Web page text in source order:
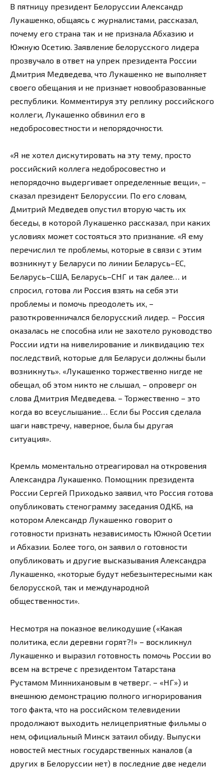
В пятницу президент Белоруссии Александр
Лукашенко, общаясь с журналистами, рассказал,
почему его страна так и не признала Абхазию и
Южную Осетию. Заявление белорусского лидера
прозвучало в ответ на упрек президента России
Дмитрия Медведева, что Лукашенко не выполняет
своего обещания и не признает новообразованные
республики. Комментируя эту реплику российского
коллеги, Лукашенко обвинил его в
недобросовестности и непорядочности.
«Я не хотел дискутировать на эту тему, просто
российский коллега недобросовестно и
непорядочно выдергивает определенные вещи», –
сказал президент Белоруссии. По его словам,
Дмитрий Медведев опустил вторую часть их
беседы, в которой Лукашенко рассказал, при каких
условиях может состояться это признание. «Я ему
перечислил те проблемы, которые в связи с этим
возникнут у Беларуси по линии Беларусь–ЕС,
Беларусь–США, Беларусь–СНГ и так далее… и
спросил, готова ли Россия взять на себя эти
проблемы и помочь преодолеть их, –
разоткровенничался белорусский лидер. – Россия
оказалась не способна или не захотело руководство
России идти на нивелирование и ликвидацию тех
последствий, которые для Беларуси должны были
возникнуть». «Лукашенко торжественно нигде не
обещал, об этом никто не слышал, – опроверг он
слова Дмитрия Медведева. – Торжественно – это
когда во всеуслышание… Если бы Россия сделала
шаги навстречу, наверное, была бы другая
ситуация».
Кремль моментально отреагировал на откровения
Александра Лукашенко. Помощник президента
России Сергей Приходько заявил, что Россия готова
опубликовать стенограмму заседания ОДКБ, на
котором Александр Лукашенко говорит о
готовности признать независимость Южной Осетии
и Абхазии. Более того, он заявил о готовности
опубликовать и другие высказывания Александра
Лукашенко, «которые будут небезынтересными как
белорусской, так и международной
общественности».
Несмотря на показное великодушие («Какая
политика, если деревни горят?!» – воскликнул
Лукашенко и выразил готовность помочь России во
всем на встрече с президентом Татарстана
Рустамом Миннихановым в четверг. – «НГ») и
внешнюю демонстрацию полного игнорирования
того факта, что на российском телевидении
продолжают выходить нелицеприятные фильмы о
нем, официальный Минск затаил обиду. Выпуски
новостей местных государственных каналов (а
других в Белоруссии нет) в последние две недели